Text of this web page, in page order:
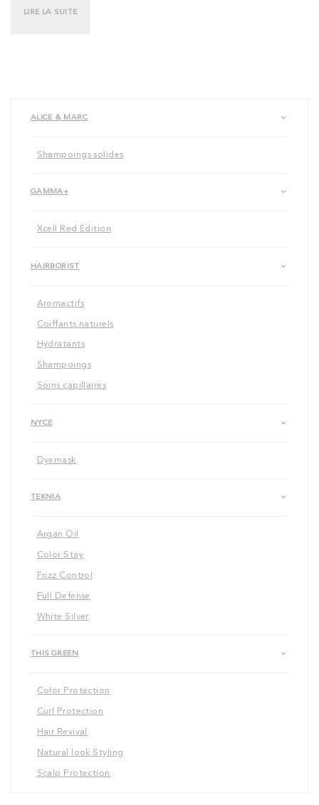
LIRE LA SUITE
ALICE & MARC
Shampoings solides
GAMMA+
Xcell Red Edition
HAIRBORIST
Aromactifs
Coiffants naturels
Hydratants
Shampoings
Soins capillaires
NYCE
Dyemask
TEKNIA
Argan Oil
Color Stay
Frizz Control
Full Defense
White Silver
THIS GREEN
Color Protection
Curl Protection
Hair Revival
Natural look Styling
Scalp Protection